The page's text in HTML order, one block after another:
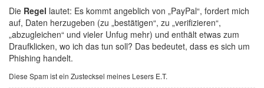
Die Regel lautet: Es kommt angeblich von „PayPal“, fordert mich
auf, Daten herzugeben (zu „bestätigen“, zu „verifizieren“,
„abzugleichen“ und vieler Unfug mehr) und enthält etwas zum
Draufklicken, wo ich das tun soll? Das bedeutet, dass es sich um
Phishing handelt.
Diese Spam ist ein Zustecksel meines Lesers E.T.